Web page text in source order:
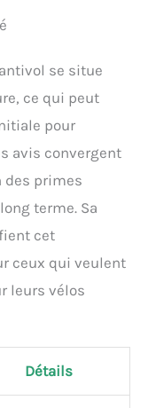
se situe
ce qui peut
pour
avis convergent
des primes
terme. Sa
cet
ceux qui veulent
leurs vélos
Détails